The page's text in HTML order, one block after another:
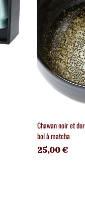
Chawan noir et
bol à matcha
25,00 €